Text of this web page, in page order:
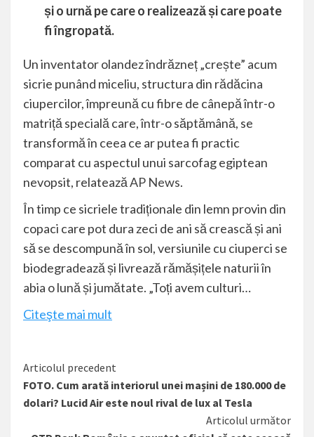
și o urnă pe care o realizează și care poate
fi îngropată.
Un inventator olandez îndrăzneț „crește” acum
sicrie punând miceliu, structura din rădăcina
ciupercilor, împreună cu fibre de cânepă într-o
matriță specială care, într-o săptămână, se
transformă în ceea ce ar putea fi practic
comparat cu aspectul unui sarcofag egiptean
nevopsit, relateazăAP News.
În timp ce sicriele tradiționale din lemn provin din
copaci care pot dura zeci de ani să crească și ani
să se descompună în sol, versiunile cu ciuperci se
biodegradează și livrează rămășițele naturii în
abia o lună și jumătate. „Toți avem culturi…
Citeşte mai mult
Citește
mai
mult
Articolul precedent
FOTO. Cum arată interiorul unei mașini de 180.000 de
dolari? Lucid Air este noul rival de lux al Tesla
Articolul următor